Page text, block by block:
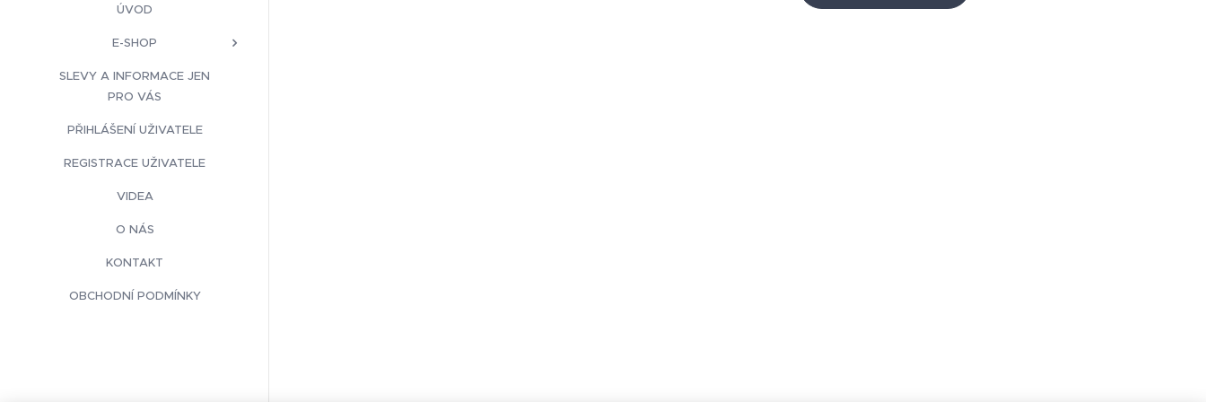
ÚVOD
E-SHOP
SLEVY A INFORMACE JEN
PRO VÁS
PŘIHLÁŠENÍ UŽIVATELE
REGISTRACE UŽIVATELE
VIDEA
O NÁS
KONTAKT
OBCHODNÍ PODMÍNKY